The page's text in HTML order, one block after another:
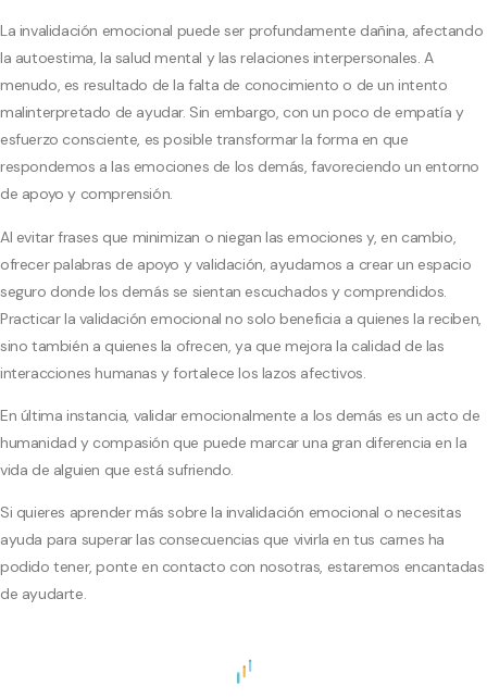
La invalidación emocional puede ser profundamente dañina, afectando
la autoestima, la salud mental y las relaciones interpersonales. A
menudo, es resultado de la falta de conocimiento o de un intento
malinterpretado de ayudar. Sin embargo, con un poco de empatía y
esfuerzo consciente, es posible transformar la forma en que
respondemos a las emociones de los demás, favoreciendo un entorno
de apoyo y comprensión.
Al evitar frases que minimizan o niegan las emociones y, en cambio,
ofrecer palabras de apoyo y validación, ayudamos a crear un espacio
seguro donde los demás se sientan escuchados y comprendidos.
Practicar la validación emocional no solo beneficia a quienes la reciben,
sino también a quienes la ofrecen, ya que mejora la calidad de las
interacciones humanas y fortalece los lazos afectivos.
En última instancia, validar emocionalmente a los demás es un acto de
humanidad y compasión que puede marcar una gran diferencia en la
vida de alguien que está sufriendo.
Si quieres aprender más sobre la invalidación emocional o necesitas
ayuda para superar las consecuencias que vivirla en tus carnes ha
podido tener, ponte en contacto con nosotras, estaremos encantadas
de ayudarte.